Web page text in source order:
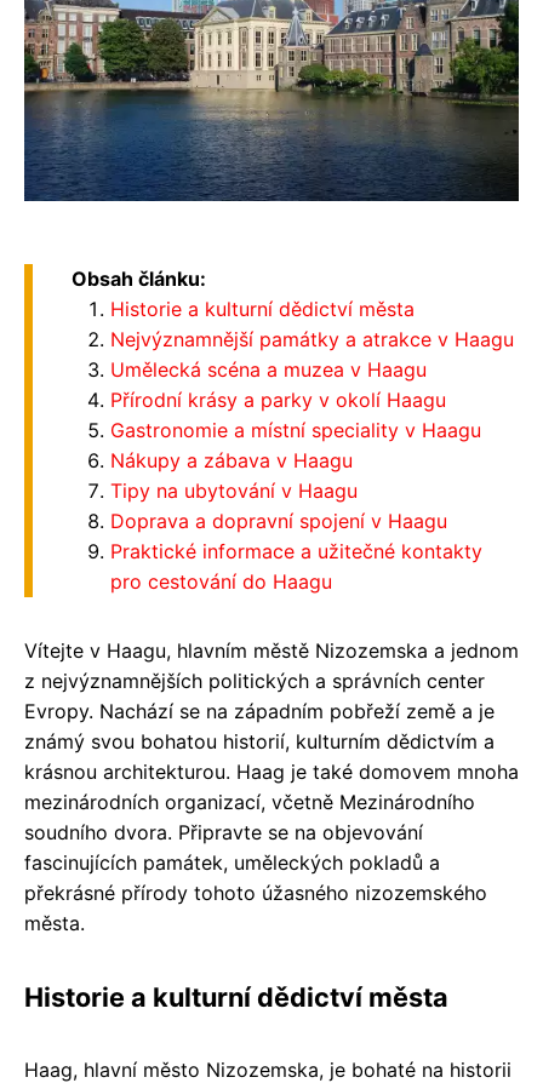
Obsah článku:
Historie a kulturní dědictví města
Nejvýznamnější památky a atrakce v Haagu
Umělecká scéna a muzea v Haagu
Přírodní krásy a parky v okolí Haagu
Gastronomie a místní speciality v Haagu
Nákupy a zábava v Haagu
Tipy na ubytování v Haagu
Doprava a dopravní spojení v Haagu
Praktické informace a užitečné kontakty
pro cestování do Haagu
Vítejte v Haagu, hlavním městě Nizozemska a jednom
z nejvýznamnějších politických a správních center
Evropy. Nachází se na západním pobřeží země a je
známý svou bohatou historií, kulturním dědictvím a
krásnou architekturou. Haag je také domovem mnoha
mezinárodních organizací, včetně Mezinárodního
soudního dvora. Připravte se na objevování
fascinujících památek, uměleckých pokladů a
překrásné přírody tohoto úžasného nizozemského
města.
Historie a kulturní dědictví města
Haag, hlavní město Nizozemska, je bohaté na historii